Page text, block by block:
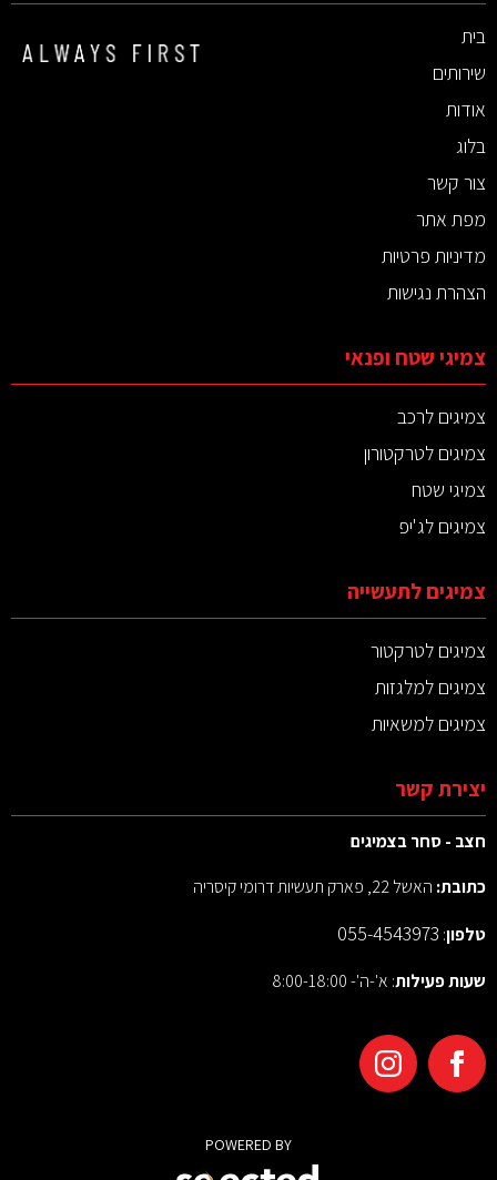
בית
שירותים
אודות
בלוג
צור קשר
מפת אתר
מדיניות פרטיות
הצהרת נגישות
צמיגי שטח ופנאי
צמיגים לרכב
צמיגים לטרקטורון
צמיגי שטח
צמיגים לג'יפ
צמיגים לתעשייה
צמיגים לטרקטור
צמיגים למלגזות
צמיגים למשאיות
יצירת קשר
חצב - סחר בצמיגים
כתובת: האשל 22, פארק תעשיות דרומי קיסריה
טלפון:
055-4543973
שעות פעילות: א'-ה'- 8:00-18:00
POWERED BY